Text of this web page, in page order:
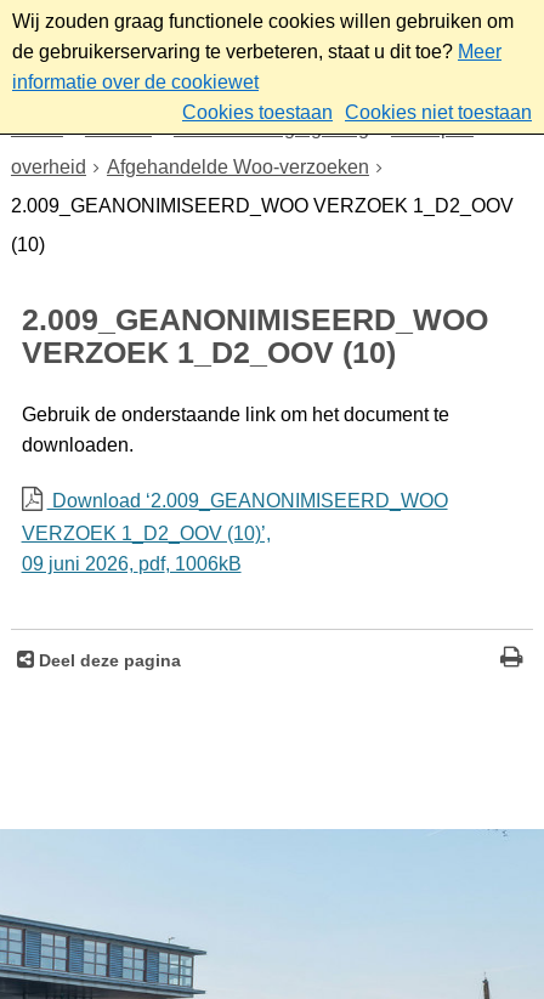
Wij zouden graag functionele cookies willen gebruiken om
de gebruikerservaring te verbeteren, staat u dit toe? Meer
informatie over de cookiewet
Cookies toestaan
Cookies niet toestaan
Beleid- en regelgeving
Wet open
overheid
Afgehandelde Woo-verzoeken
2.009_GEANONIMISEERD_WOO VERZOEK 1_D2_OOV
(10)
2.009_GEANONIMISEERD_WOO
VERZOEK 1_D2_OOV (10)
Gebruik de onderstaande link om het document te
downloaden.
Download ‘2.009_GEANONIMISEERD_WOO
VERZOEK 1_D2_OOV (10)’,
09 juni 2026, pdf, 1006kB
Deel deze pagina